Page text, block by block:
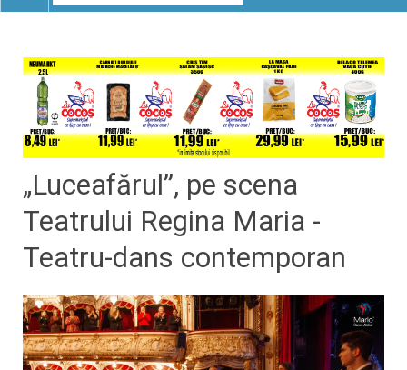
NAVIGATION
„Luceafărul”, pe scena
Teatrului Regina Maria -
Teatru-dans contemporan